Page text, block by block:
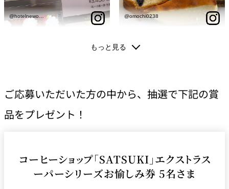
ご応募いただいた方の中から、抽選で下記の賞
品をプレゼント！
コーヒーショップ「SATSUKI」エクストラス
ーパーシリーズお愉しみ券 5名さま